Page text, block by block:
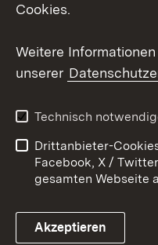
Link zum Landesportal
Barrierefreiheit
Impressum
Cookies.
Weitere
unserer
Technisch
Drittanbieter-
Facebook, X /
gesamten Webseite
Akzeptieren